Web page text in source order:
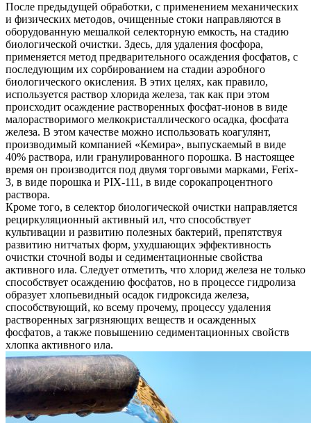
После предыдущей обработки, с применением механических
и физических методов, очищенные стоки направляются в
оборудованную мешалкой селекторную емкость, на стадию
биологической очистки. Здесь, для удаления фосфора,
применяется метод предварительного осаждения фосфатов, с
последующим их сорбированием на стадии аэробного
биологического окисления. В этих целях, как правило,
используется раствор хлорида железа, так как при этом
происходит осаждение растворенных фосфат-ионов в виде
малорастворимого мелкокристаллического осадка, фосфата
железа. В этом качестве можно использовать коагулянт,
производимый компанией «Кемира», выпускаемый в виде
40% раствора, или гранулированного порошка. В настоящее
время он производится под двумя торговыми марками, Ferix-
3, в виде порошка и PIX-111, в виде сорокапроцентного
раствора.
Кроме того, в селектор биологической очистки направляется
рециркуляционный активный ил, что способствует
культивации и развитию полезных бактерий, препятствуя
развитию нитчатых форм, ухудшающих эффективность
очистки сточной воды и седиментационные свойства
активного ила. Следует отметить, что хлорид железа не только
способствует осаждению фосфатов, но в процессе гидролиза
образует хлопьевидный осадок гидроксида железа,
способствующий, ко всему прочему, процессу удаления
растворенных загрязняющих веществ и осажденных
фосфатов, а также повышению седиментационных свойств
хлопка активного ила.